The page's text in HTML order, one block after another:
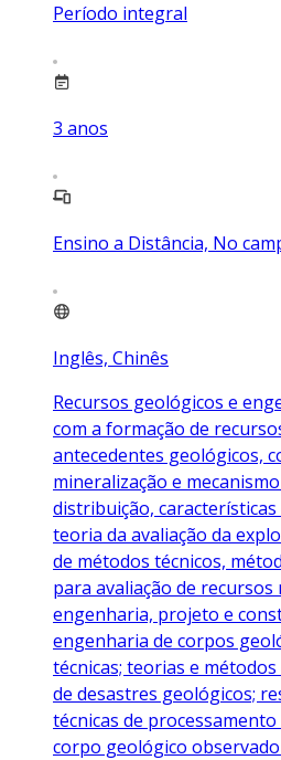
Período integral
3 anos
Ensino a Distância, No
Inglês, Chinês
Recursos geológicos e
com a formação de
antecedentes geológicos,
mineralização e
distribuição, características
teoria da avaliação da
de métodos técnicos,
para avaliação de
engenharia, projeto e
engenharia de corpos
técnicas; teorias e
de desastres geológicos;
técnicas de
corpo geológico observado